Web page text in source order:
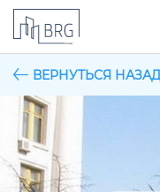
ВЕРНУТЬСЯ НАЗАД